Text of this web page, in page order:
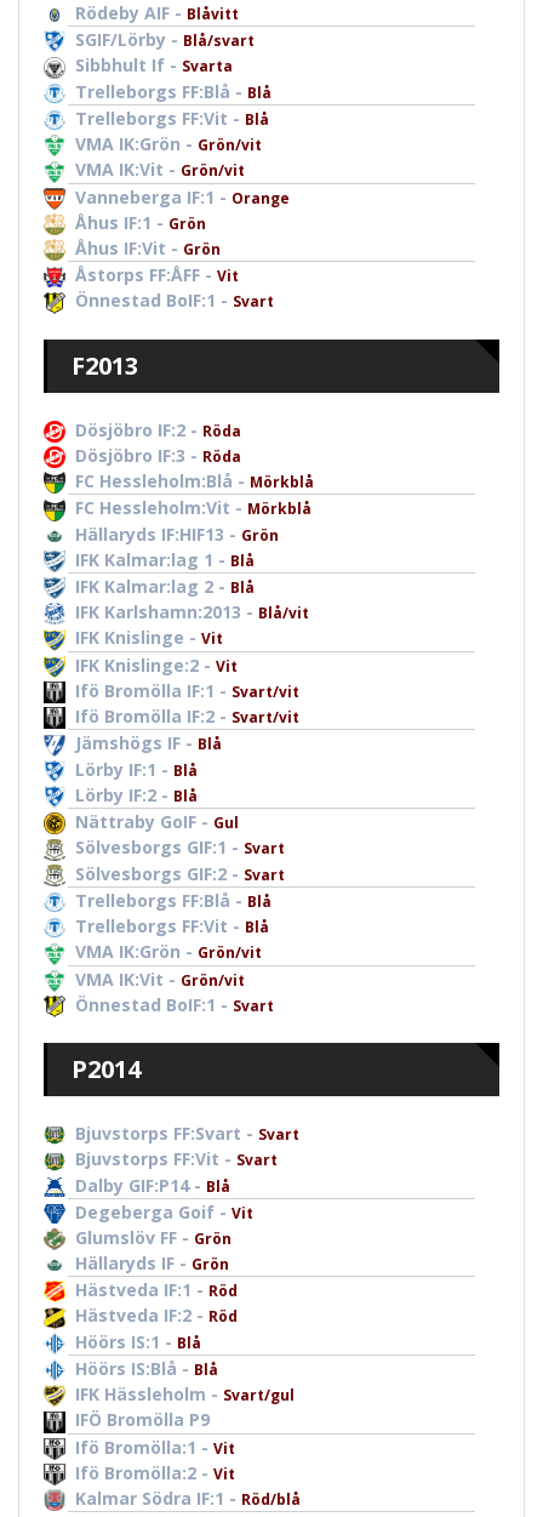
Rödeby AIF - Blåvitt
SGIF/Lörby - Blå/svart
Sibbhult If - Svarta
Trelleborgs FF:Blå - Blå
Trelleborgs FF:Vit - Blå
VMA IK:Grön - Grön/vit
VMA IK:Vit - Grön/vit
Vanneberga IF:1 - Orange
Åhus IF:1 - Grön
Åhus IF:Vit - Grön
Åstorps FF:ÅFF - Vit
Önnestad BoIF:1 - Svart
F2013
Dösjöbro IF:2 - Röda
Dösjöbro IF:3 - Röda
FC Hessleholm:Blå - Mörkblå
FC Hessleholm:Vit - Mörkblå
Hällaryds IF:HIF13 - Grön
IFK Kalmar:lag 1 - Blå
IFK Kalmar:lag 2 - Blå
IFK Karlshamn:2013 - Blå/vit
IFK Knislinge - Vit
IFK Knislinge:2 - Vit
Ifö Bromölla IF:1 - Svart/vit
Ifö Bromölla IF:2 - Svart/vit
Jämshögs IF - Blå
Lörby IF:1 - Blå
Lörby IF:2 - Blå
Nättraby GoIF - Gul
Sölvesborgs GIF:1 - Svart
Sölvesborgs GIF:2 - Svart
Trelleborgs FF:Blå - Blå
Trelleborgs FF:Vit - Blå
VMA IK:Grön - Grön/vit
VMA IK:Vit - Grön/vit
Önnestad BoIF:1 - Svart
P2014
Bjuvstorps FF:Svart - Svart
Bjuvstorps FF:Vit - Svart
Dalby GIF:P14 - Blå
Degeberga Goif - Vit
Glumslöv FF - Grön
Hällaryds IF - Grön
Hästveda IF:1 - Röd
Hästveda IF:2 - Röd
Höörs IS:1 - Blå
Höörs IS:Blå - Blå
IFK Hässleholm - Svart/gul
IFÖ Bromölla P9
Ifö Bromölla:1 - Vit
Ifö Bromölla:2 - Vit
Kalmar Södra IF:1 - Röd/blå